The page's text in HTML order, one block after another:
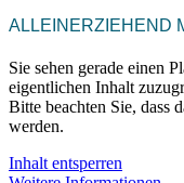
ALLEINERZIEHEND
Sie sehen gerade einen
eigentlichen Inhalt
Bitte beachten Sie, dass
werden.
Inhalt entsperren